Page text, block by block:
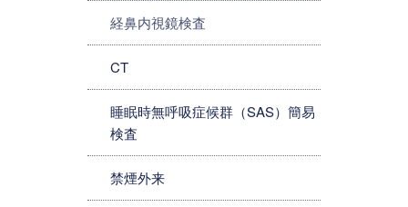
経鼻内視鏡検査
CT
睡眠時無呼吸症候群（SAS）簡易
検査
禁煙外来